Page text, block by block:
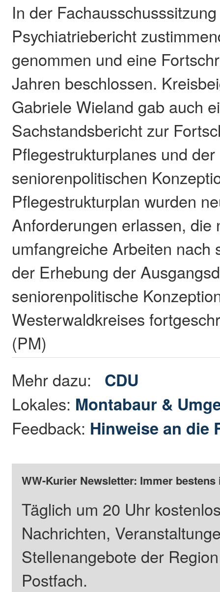
In der
Psychiatriebericht
genommen und eine
Jahren beschlossen.
Gabriele Wieland gab auch
Sachstandsbericht zur
Pflegestrukturplanes und der
seniorenpolitischen
Pflegestrukturplan wurden
Anforderungen erlassen, die
umfangreiche Arbeiten nach
der Erhebung der
seniorenpolitische
Westerwaldkreises
(PM)
Mehr dazu: CDU
Lokales: Montabaur &
Feedback: Hinweise an die
WW-Kurier Newsletter: Immer
Täglich um 20 Uhr
Nachrichten,
Stellenangebote der
Postfach.